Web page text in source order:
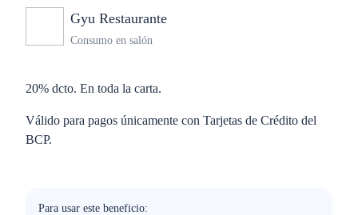
Gyu Restaurante
Consumo en salón
20% dcto. En toda la carta.
Válido para pagos únicamente con Tarjetas de Crédito del
BCP.
Para usar este beneficio: